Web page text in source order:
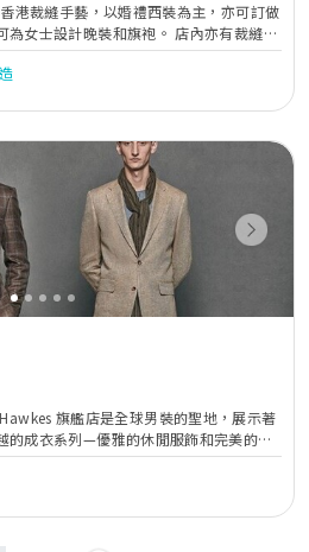
港裁縫手藝，以婚禮西裝為主，亦可訂做
為女士設計晚裝和旗袍。 店內亦有裁縫和
家要求。
Next
旗艦店是全球男裝的聖地，展示著
的成衣系列—優雅的休閒服飾和完美的商
作商，Gieves & Hawkes 擁有249年的商
包括英國喬治三世在內的歷屆英國君主
、各地的政商領袖、體育傳奇人物和螢幕